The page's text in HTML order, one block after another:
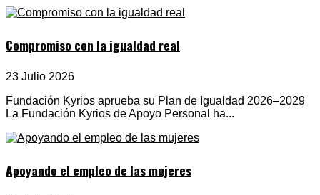
Compromiso con la igualdad real
23 Julio 2026
Fundación Kyrios aprueba su Plan de Igualdad 2026–2029
La Fundación Kyrios de Apoyo Personal ha...
Apoyando el empleo de las mujeres